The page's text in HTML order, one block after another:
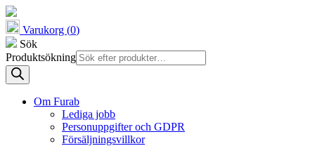
Varukorg (0)
Sök
Produktsökning
Om Furab
Lediga jobb
Personuppgifter och GDPR
Försäljningsvillkor